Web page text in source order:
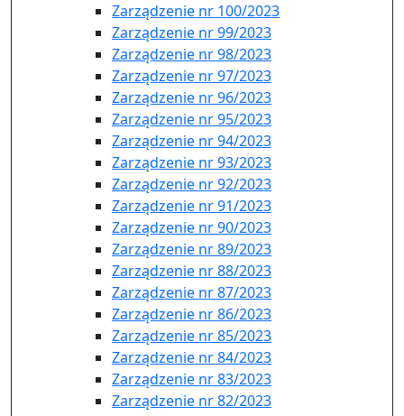
Zarządzenie nr 100/2023
Zarządzenie nr 99/2023
Zarządzenie nr 98/2023
Zarządzenie nr 97/2023
Zarządzenie nr 96/2023
Zarządzenie nr 95/2023
Zarządzenie nr 94/2023
Zarządzenie nr 93/2023
Zarządzenie nr 92/2023
Zarządzenie nr 91/2023
Zarządzenie nr 90/2023
Zarządzenie nr 89/2023
Zarządzenie nr 88/2023
Zarządzenie nr 87/2023
Zarządzenie nr 86/2023
Zarządzenie nr 85/2023
Zarządzenie nr 84/2023
Zarządzenie nr 83/2023
Zarządzenie nr 82/2023